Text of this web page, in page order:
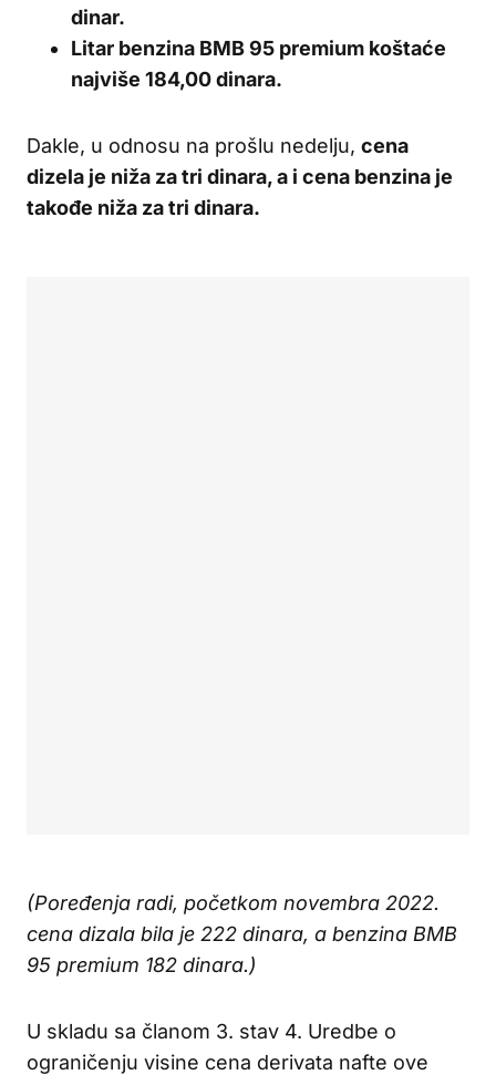
dinar.
Litar benzina BMB 95 premium koštaće
najviše 184,00 dinara.
Dakle, u odnosu na prošlu nedelju, cena
dizela je niža za tri dinara, a i cena benzina je
takođe niža za tri dinara.
(Poređenja radi, početkom novembra 2022.
cena dizala bila je 222 dinara, a benzina BMB
95 premium 182 dinara.)
U skladu sa članom 3. stav 4. Uredbe o
ograničenju visine cena derivata nafte ove